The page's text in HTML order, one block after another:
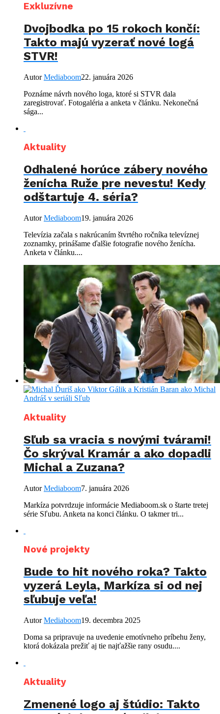
Exkluzívne
Dvojbodka po 15 rokoch končí:
Takto majú vyzerať nové logá
STVR!
AutorMediaboom22. januára 2026
Poznáme návrh nového loga, ktoré si STVR dala
zaregistrovať. Fotogaléria a anketa v článku. Nekonečná
sága...
Aktuality
Odhalené horúce zábery nového
ženícha Ruže pre nevestu! Kedy
odštartuje 4. séria?
AutorMediaboom19. januára 2026
Televízia začala s nakrúcaním štvrtého ročníka televíznej
zoznamky, prinášame ďalšie fotografie nového ženícha.
Anketa v článku....
Aktuality
Sľub sa vracia s novými tvárami!
Čo skrýval Kramár a ako dopadli
Michal a Zuzana?
AutorMediaboom7. januára 2026
Markíza potvrdzuje informácie Mediaboom.sk o štarte tretej
série Sľubu. Anketa na konci článku. O takmer tri...
Nové projekty
Bude to hit nového roka? Takto
vyzerá Leyla, Markíza si od nej
sľubuje veľa!
AutorMediaboom19. decembra 2025
Doma sa pripravuje na uvedenie emotívneho príbehu ženy,
ktorá dokázala prežiť aj tie najťažšie rany osudu....
Aktuality
Zmenené logo aj štúdio: Takto